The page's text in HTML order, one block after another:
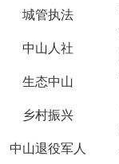
城管执法
中山人社
生态中山
乡村振兴
中山退役军人